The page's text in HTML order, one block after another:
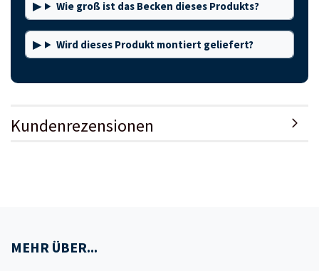
Wie groß ist das Becken dieses Produkts?
Wird dieses Produkt montiert geliefert?
Kundenrezensionen
MEHR ÜBER...